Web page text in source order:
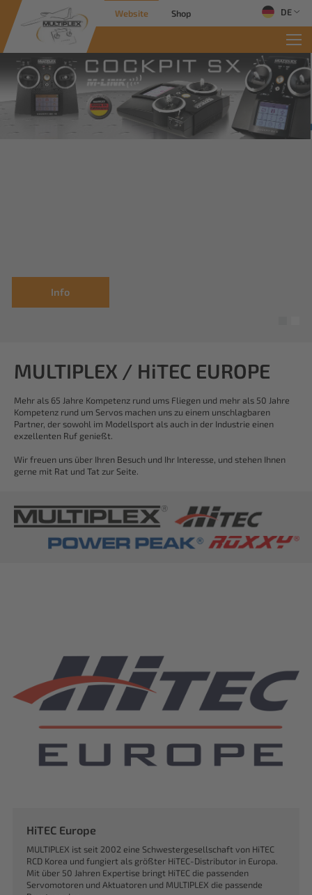
Website Shop DE
Info
MULTIPLEX / HiTEC EUROPE
Mehr als 65 Jahre Kompetenz rund ums Fliegen und mehr als 50 Jahre
Kompetenz rund um Servos machen uns zu einem unschlagbaren
Partner, der sowohl im Modellsport als auch in der Industrie einen
exzellenten Ruf genießt.
Wir freuen uns über Ihren Besuch und Ihr Interesse, und stehen Ihnen
gerne mit Rat und Tat zur Seite.
HiTEC Europe
MULTIPLEX ist seit 2002 eine Schwestergesellschaft von HiTEC
RCD Korea und fungiert als größter HiTEC-Distributor in Europa.
Mit über 50 Jahren Expertise bringt HiTEC die passenden
Servomotoren und Aktuatoren und MULTIPLEX die passende